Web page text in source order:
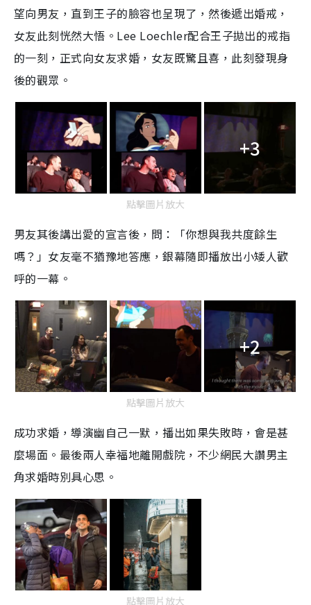
望向男友，直到王子的臉容也呈現了，然後遞出婚戒，
女友此刻恍然大悟。 Lee Loechler配合王子拋出的戒指
的一刻，正式向女友求婚，女友既驚且喜，此刻發現身
後的觀眾。
+3
點擊圖片放大
男友其後講出愛的宣言後，問：「你想與我共度餘生
嗎？」女友毫不猶豫地答應，銀幕隨即播放出小矮人歡
呼的一幕。
+2
點擊圖片放大
成功求婚，導演幽自己一默，播出如果失敗時，會是甚
麼場面。最後兩人幸福地離開戲院，不少網民大讚男主
角求婚時別具心思。
點擊圖片放大